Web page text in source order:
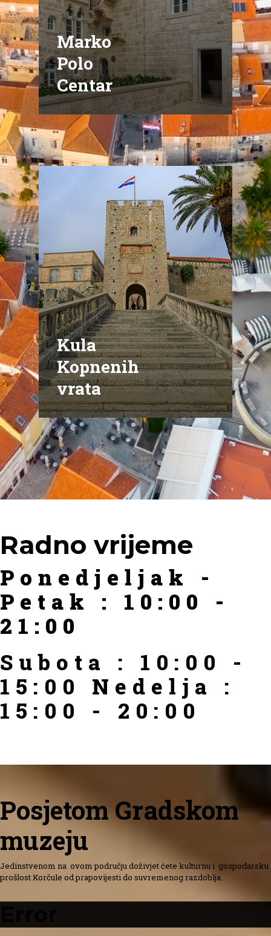
Marko
Polo
Centar
Kula
Kopnenih
vrata
Radno vrijeme
Ponedjeljak -
Petak : 10:00 -
21:00
Subota : 10:00 -
15:00 Nedelja :
15:00 - 20:00
Posjetom Gradskom
muzeju
Jedinstvenom na ovom području doživjet ćete kulturnu i gospodarsku
prošlost Korčule od prapovijesti do suvremenog razdoblja.